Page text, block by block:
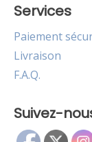
Services
Paiement
Livraison
F.A.Q.
Suivez-